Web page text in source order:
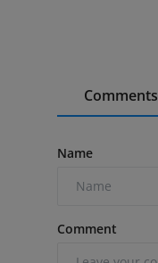
Comments
Name
Comment